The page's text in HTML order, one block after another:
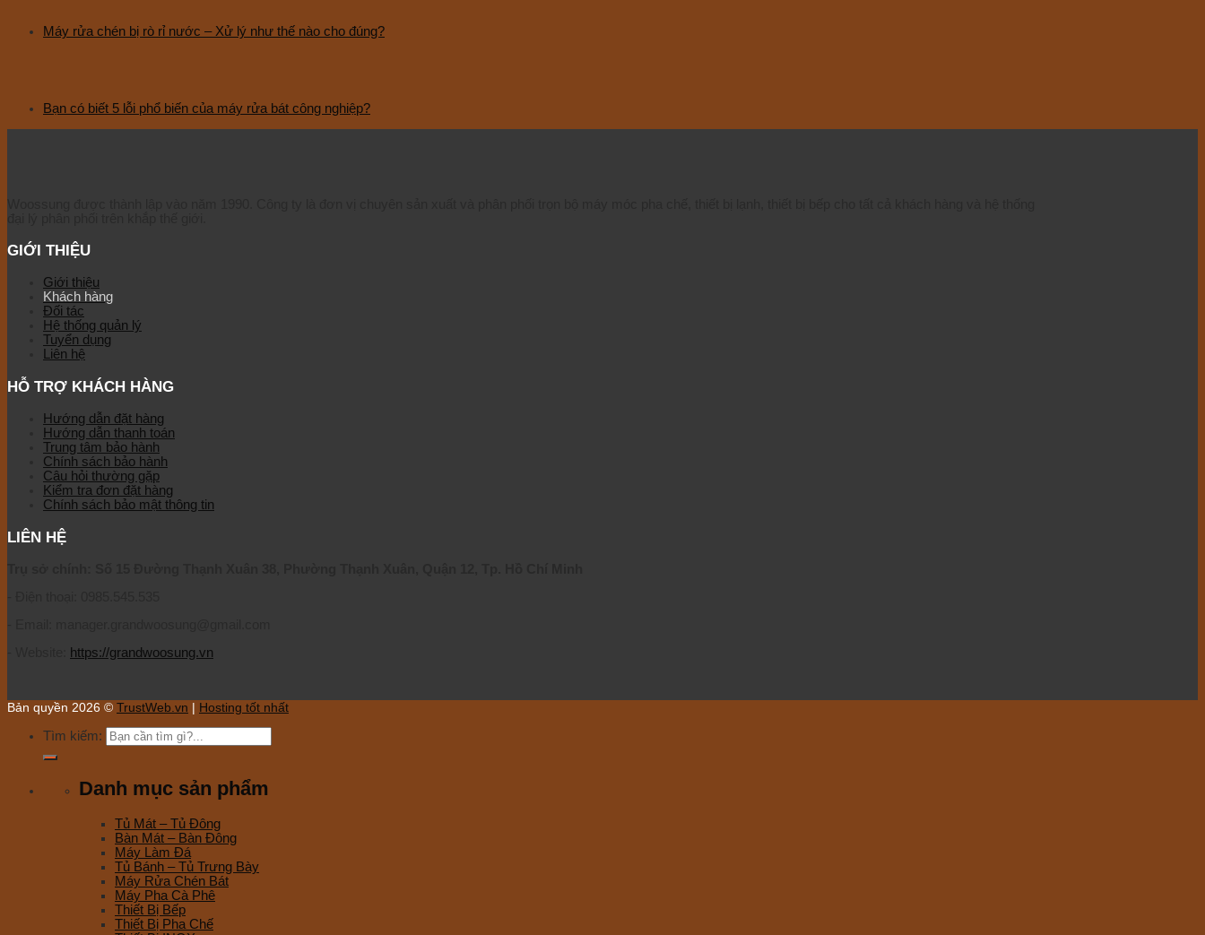
Máy rửa chén bị rò rỉ nước – Xử lý như thế nào cho đúng?
Bạn có biết 5 lỗi phổ biến của máy rửa bát công nghiệp?
GIỚI THIỆU
Giới thiệu
Khách hàng
Đối tác
Hệ thống quản lý
Tuyển dụng
Liên hệ
HỖ TRỢ KHÁCH HÀNG
Hướng dẫn đặt hàng
Hướng dẫn thanh toán
Trung tâm bảo hành
Chính sách bảo hành
Câu hỏi thường gặp
Kiểm tra đơn đặt hàng
Chính sách bảo mật thông tin
LIÊN HỆ
https://grandwoosung.vn
Bản quyền 2026 © TrustWeb.vn | Hosting tốt nhất
Tìm kiếm:
Danh mục sản phẩm
Tủ Mát – Tủ Đông
Bàn Mát – Bàn Đông
Máy Làm Đá
Tủ Bánh – Tủ Trưng Bày
Máy Rửa Chén Bát
Máy Pha Cà Phê
Thiết Bị Bếp
Thiết Bị Pha Chế